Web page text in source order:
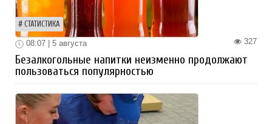
СТАТИСТИКА
327
08:07 | 5 августа
Безалкогольные напитки неизменно продолжают
пользоваться популярностью